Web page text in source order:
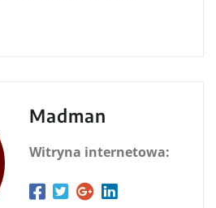
Madman
Witryna internetowa: